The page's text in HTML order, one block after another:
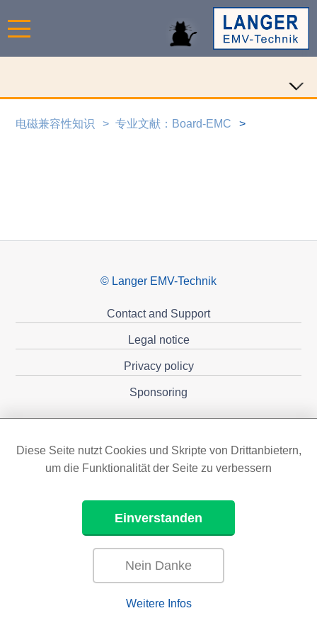
电磁兼容性知识 专业文献：Board-EMC
© Langer EMV-Technik
Contact and Support
Legal notice
Privacy policy
Sponsoring
Diese Seite nutzt Cookies und Skripte von Drittanbietern,
um die Funktionalität der Seite zu verbessern
Einverstanden
Nein Danke
Weitere Infos